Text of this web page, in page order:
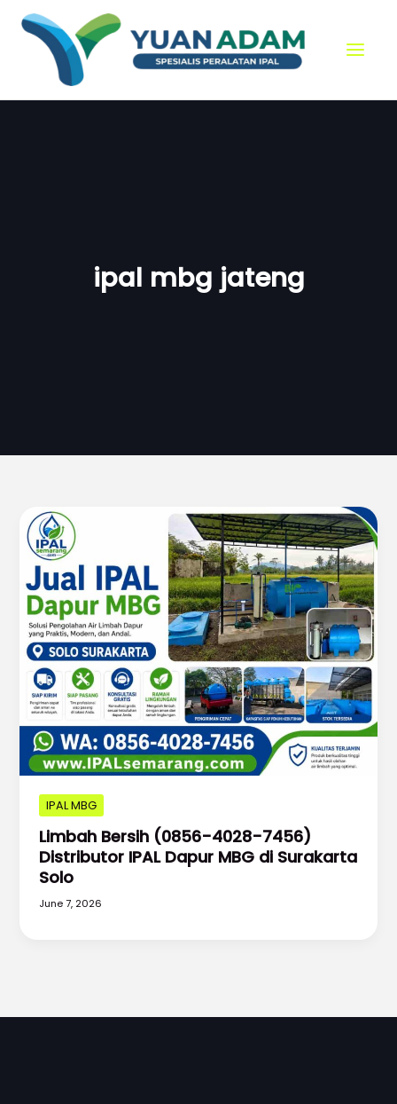
content
ipal mbg jateng
IPAL MBG
Limbah Bersih (0856-4028-7456)
Distributor IPAL Dapur MBG di Surakarta
Solo
June 7, 2026